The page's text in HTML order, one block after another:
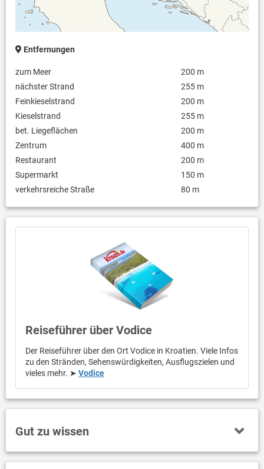
Entfernungen
zum Meer
200 m
nächster Strand
255 m
Feinkieselstrand
200 m
Kieselstrand
255 m
bet. Liegeflächen
200 m
Zentrum
400 m
Restaurant
200 m
Supermarkt
150 m
verkehrsreiche Straße
80 m
Reiseführer über Vodice
Der Reiseführer über den Ort Vodice in Kroatien. Viele Infos
zu den Stränden, Sehenswürdigkeiten, Ausflugszielen und
vieles mehr. ➤ Vodice
Gut zu wissen